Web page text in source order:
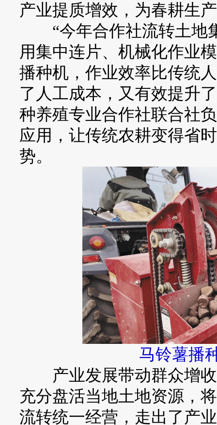
产业提质增效，为春耕生
“今年合作社流转土地
用集中连片、机械化作业
播种机，作业效率比传统
了人工成本，又有效提升
种养殖专业合作社联合社
应用，让传统农耕变得省
势。
马铃薯播
产业发展带动群众增收
充分盘活当地土地资源，
流转统一经营，走出了产